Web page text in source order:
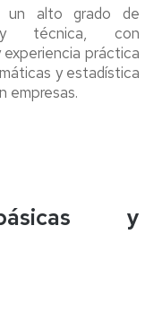
un alto grado de
y técnica, con
práctica
y estadística
empresas.
y